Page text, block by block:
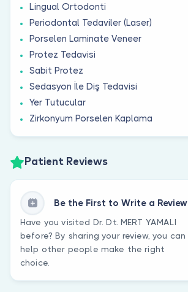
Lingual Ortodonti
Periodontal Tedaviler (Laser)
Porselen Laminate Veneer
Protez Tedavisi
Sabit Protez
Sedasyon İle Diş Tedavisi
Yer Tutucular
Zirkonyum Porselen Kaplama
Patient Reviews
Be the First to Write a Review
Have you visited Dr. Dt. MERT YAMALI
before? By sharing your review, you can
help other people make the right
choice.